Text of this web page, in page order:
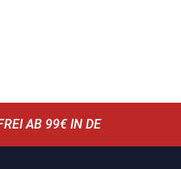
AB 99€ IN DE